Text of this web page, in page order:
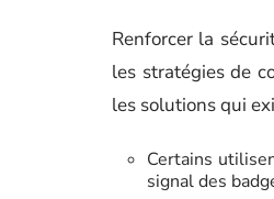
Renforcer la
les stratégies de
les solutions qui
Certains
signal des